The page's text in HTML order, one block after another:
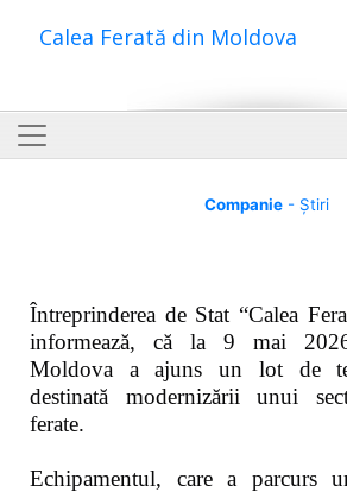
Calea Ferată din Moldova
Companie- Știri
Întreprinderea de Stat “Calea
informează, că la 9 mai
Moldova a ajuns un lot de
destinată modernizării unui
ferate.
Echipamentul, care a parcurs